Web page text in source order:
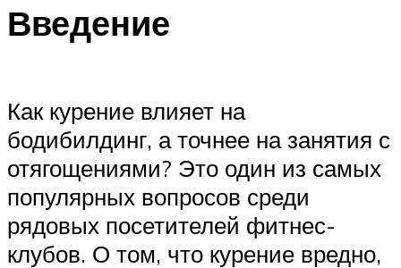
Введение
Как курение влияет на
бодибилдинг, а точнее на занятия с
отягощениями? Это один из самых
популярных вопросов среди
рядовых посетителей фитнес-
клубов. О том, что курение вредно,